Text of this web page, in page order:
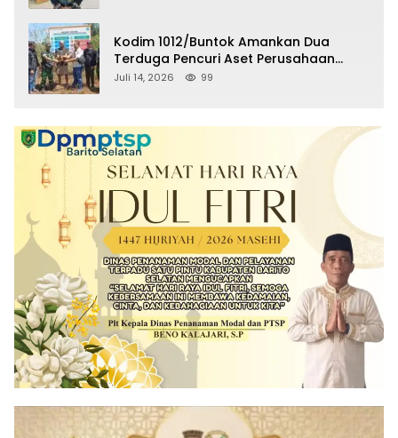
Kodim 1012/Buntok Amankan Dua
Terduga Pencuri Aset Perusahaan
Sitaan Satgas PKH, Satu Paket Diduga
Juli 14, 2026 99